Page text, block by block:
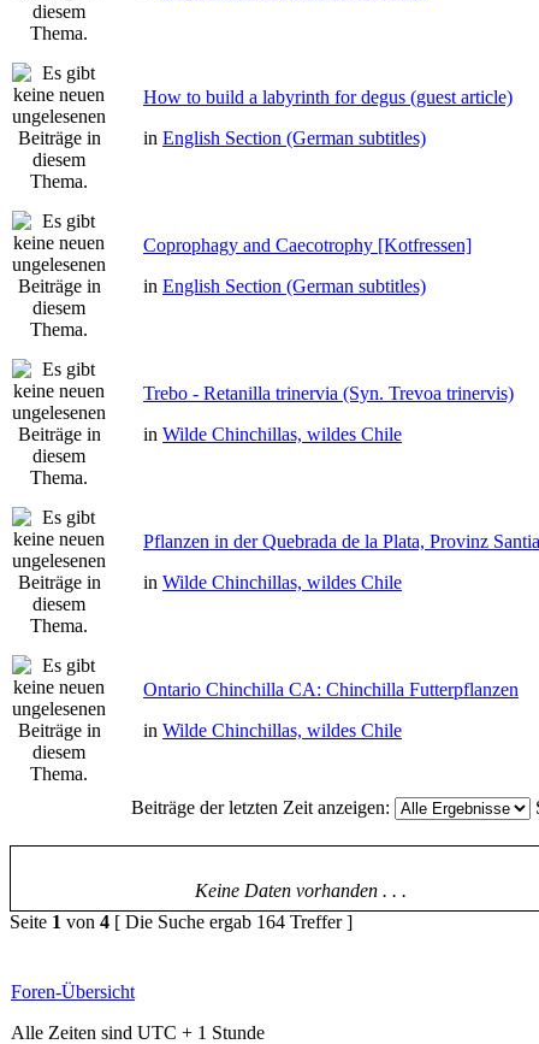
How to build a labyrinth for degus (guest article)
in English Section (German subtitles)
Coprophagy and Caecotrophy [Kotfressen]
in English Section (German subtitles)
Trebo - Retanilla trinervia (Syn. Trevoa trinervis)
in Wilde Chinchillas, wildes Chile
Pflanzen in der Quebrada de la Plata, Provinz
in Wilde Chinchillas, wildes Chile
Ontario Chinchilla CA: Chinchilla Futterpflanzen
in Wilde Chinchillas, wildes Chile
Beiträge der letzten Zeit anzeigen:
Keine Daten vorhanden . . .
Seite 1 von 4 [ Die Suche ergab 164 Treffer ]
Foren-Übersicht
Alle Zeiten sind UTC + 1 Stunde